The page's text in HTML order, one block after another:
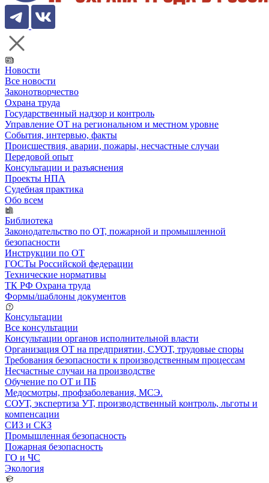
Новости
Все новости
Законотворчество
Охрана труда
Государственный надзор и контроль
Управление ОТ на региональном и местном уровне
События, интервью, факты
Происшествия, аварии, пожары, несчастные случаи
Передовой опыт
Консультации и разъяснения
Проекты НПА
Судебная практика
Обо всем
Библиотека
Законодательство по ОТ, пожарной и промышленной
безопасности
Инструкции по ОТ
ГОСТы Российской федерации
Технические нормативы
ТК РФ Охрана труда
Формы/шаблоны документов
Консультации
Все консультации
Консультации органов исполнительной власти
Организация ОТ на предприятии, СУОТ, трудовые споры
Требования безопасности к производственным процессам
Несчастные случаи на производстве
Обучение по ОТ и ПБ
Медосмотры, профзаболевания, МСЭ.
СОУТ, экспертиза УТ, производственный контроль, льготы и
компенсации
СИЗ и СКЗ
Промышленная безопасность
Пожарная безопасность
ГО и ЧС
Экология